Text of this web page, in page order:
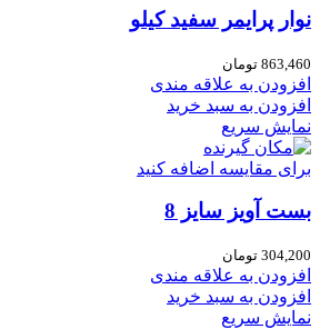
نوار پرایمر سفید کیلو
863,460 تومان
افزودن به علاقه مندی
افزودن به سبد خرید
نمایش سریع
برای مقایسه اضافه کنید
بست آویز سایز 8
304,200 تومان
افزودن به علاقه مندی
افزودن به سبد خرید
نمایش سریع